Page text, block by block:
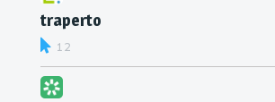
traperto
12